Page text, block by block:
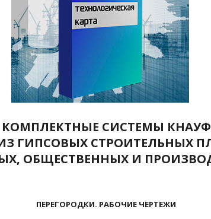
КОМПЛЕКТНЫЕ СИСТЕМЫ КНАУФ
ГИПСОВЫХ СТРОИТЕЛЬНЫХ
ОБЩЕСТВЕННЫХ И
ПЕРЕГОРОДКИ. РАБОЧИЕ ЧЕРТЕЖИ